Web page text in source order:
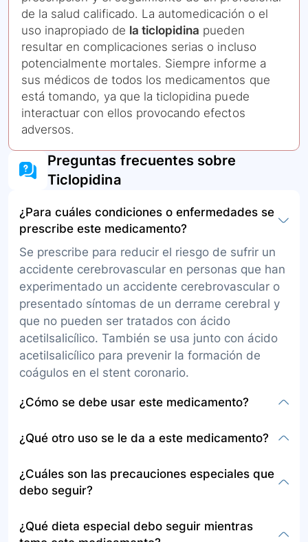
de la salud calificado. La automedicación o el
uso inapropiado de la ticlopidina pueden
resultar en complicaciones serias o incluso
potencialmente mortales. Siempre informe a
sus médicos de todos los medicamentos que
está tomando, ya que la ticlopidina puede
interactuar con ellos provocando efectos
adversos.
Preguntas frecuentes sobre
Ticlopidina
¿Para cuáles condiciones o enfermedades se
prescribe este medicamento?
Se prescribe para reducir el riesgo de sufrir un
accidente cerebrovascular en personas que han
experimentado un accidente cerebrovascular o
presentado síntomas de un derrame cerebral y
que no pueden ser tratados con ácido
acetilsalicílico. También se usa junto con ácido
acetilsalicílico para prevenir la formación de
coágulos en el stent coronario.
¿Cómo se debe usar este medicamento?
vía oral, generalmente dos veces al día con los
los días según la indicación del médico,
siguiendo la dosificación exacta sin
interrumpirse su consumo sin consultar al
¿Qué otro uso se le da a este medicamento?
para pacientes que han recibido un stent,
ofreciendo un periodo determinado de
stent colocado, para prevenir el riesgo de
¿Cuáles son las precauciones especiales que
debo seguir?
o a cualquier otra sustancia, y sobre cualquier
¿Qué dieta especial debo seguir mientras